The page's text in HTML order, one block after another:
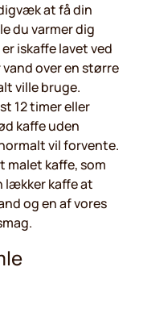
at få din
du varmer dig
iskaffe lavet ved
over en større
ville bruge.
12 timer eller
kaffe uden
vil forvente.
malet kaffe, som
lækker kaffe at
og en af vores